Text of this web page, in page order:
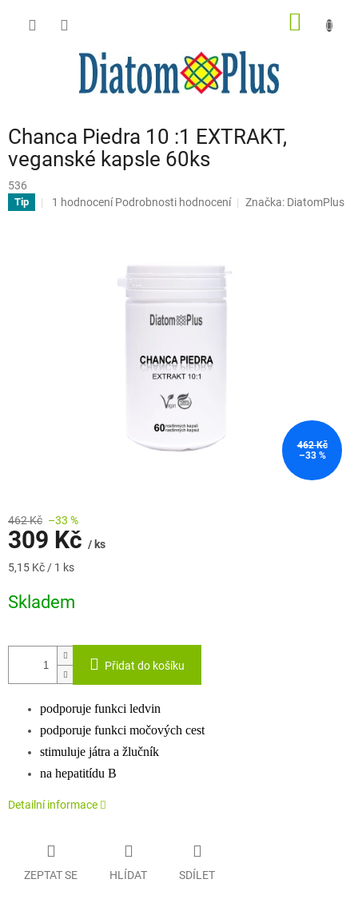
Chanca Piedra 10 :1 EXTRAKT,
veganské kapsle 60ks
536
Tip
Průměrné
1 hodnocení Podrobnosti hodnocení Značka: DiatomPlus
462 Kč
–33 %
462 Kč –33 %
309 Kč / ks
Měrná
5,15 Kč / 1 ks
Skladem
Přidat do košíku
podporuje funkci ledvin
podporuje funkci močových cest
stimuluje játra a žlučník
na hepatitídu B
Detailní informace
ZEPTAT SE HLÍDAT SDÍLET